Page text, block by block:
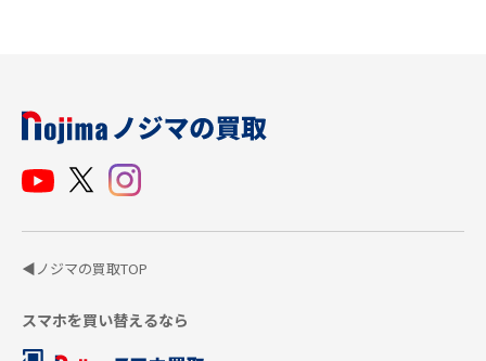
◀ノジマの買取TOP
スマホを買い替えるなら